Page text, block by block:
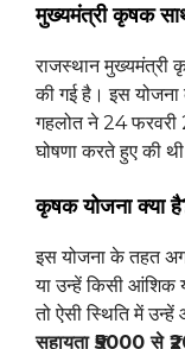
मुख्यमंत्री कृषक
राजस्थान मुख्यमंत्री
की गई है। इस
गहलोत ने 24 फरवरी
घोषणा करते हुए की
कृषक योजना क्या
इस योजना के तहत
या उन्हें किसी आंशिक
तो ऐसी स्थिति में
सहायता ₹5000 से